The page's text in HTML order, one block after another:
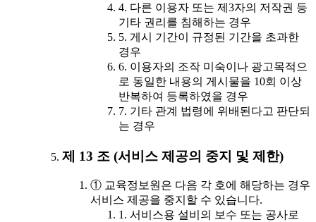
4. 다른 이용자 또는 제3자의 저작권 등
기타 권리를 침해하는 경우
5. 게시 기간이 규정된 기간을 초과한
경우
6. 이용자의 조작 미숙이나 광고목적으
로 동일한 내용의 게시물을 10회 이상
반복하여 등록하였을 경우
7. 기타 관계 법령에 위배된다고 판단되
는 경우
제 13 조 (서비스 제공의 중지 및 제한)
① 교육정보원은 다음 각 호에 해당하는 경우
서비스 제공을 중지할 수 있습니다.
1. 서비스용 설비의 보수 또는 공사로